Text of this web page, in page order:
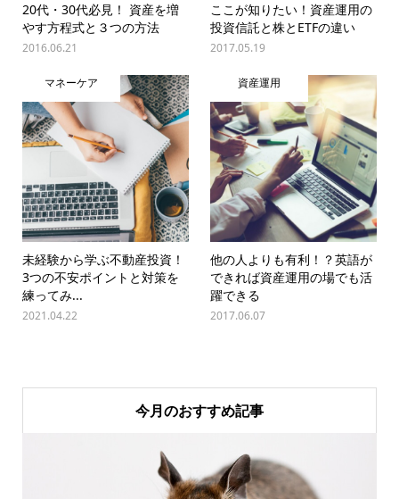
20代・30代必見！ 資産を増
やす方程式と３つの方法
2016.06.21
ここが知りたい！資産運用の
投資信託と株とETFの違い
2017.05.19
マネーケア
未経験から学ぶ不動産投資！
3つの不安ポイントと対策を
練ってみ...
2021.04.22
資産運用
他の人よりも有利！？英語が
できれば資産運用の場でも活
躍できる
2017.06.07
今月のおすすめ記事